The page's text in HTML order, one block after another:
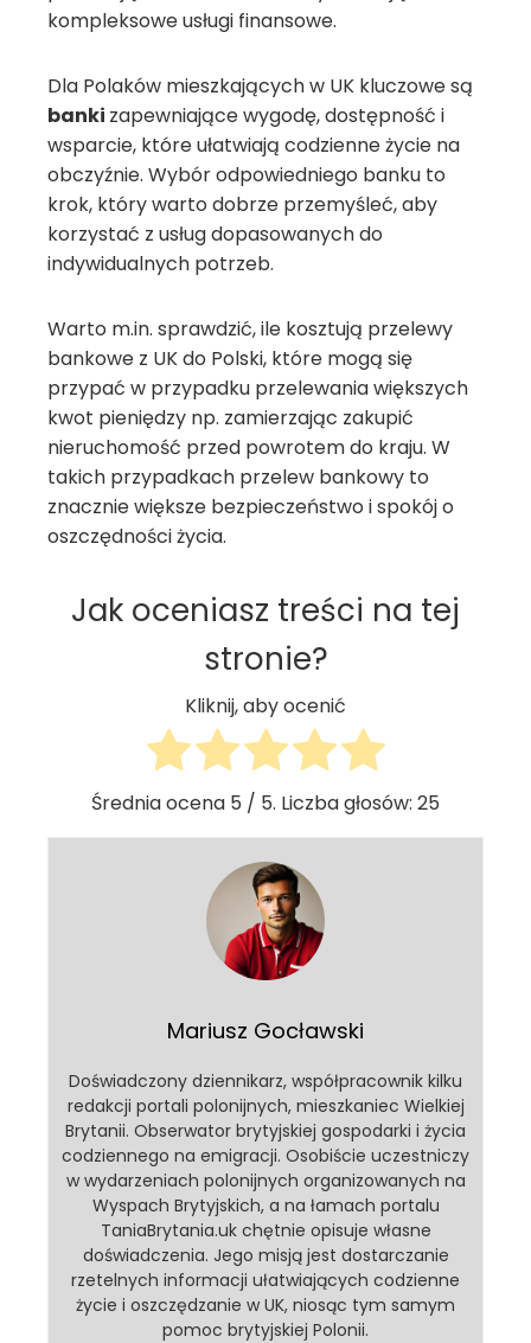
kompleksowe usługi finansowe.
Dla Polaków mieszkających w UK kluczowe są
banki zapewniające wygodę, dostępność i
wsparcie, które ułatwiają codzienne życie na
obczyźnie. Wybór odpowiedniego banku to
krok, który warto dobrze przemyśleć, aby
korzystać z usług dopasowanych do
indywidualnych potrzeb.
Warto m.in. sprawdzić, ile kosztują przelewy
bankowe z UK do Polski, które mogą się
przypać w przypadku przelewania większych
kwot pieniędzy np. zamierzając zakupić
nieruchomość przed powrotem do kraju. W
takich przypadkach przelew bankowy to
znacznie większe bezpieczeństwo i spokój o
oszczędności życia.
Jak oceniasz treści na tej
stronie?
Kliknij, aby ocenić
Średnia ocena 5 / 5. Liczba głosów: 25
Mariusz Gocławski
Doświadczony dziennikarz, współpracownik kilku
redakcji portali polonijnych, mieszkaniec Wielkiej
Brytanii. Obserwator brytyjskiej gospodarki i życia
codziennego na emigracji. Osobiście uczestniczy
w wydarzeniach polonijnych organizowanych na
Wyspach Brytyjskich, a na łamach portalu
TaniaBrytania.uk chętnie opisuje własne
doświadczenia. Jego misją jest dostarczanie
rzetelnych informacji ułatwiających codzienne
życie i oszczędzanie w UK, niosąc tym samym
pomoc brytyjskiej Polonii.